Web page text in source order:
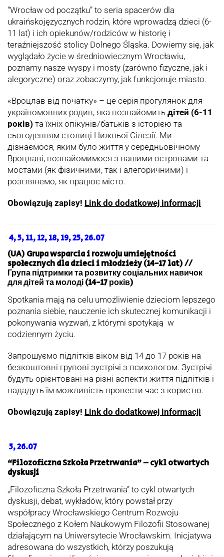
“Wrocław od początku” to seria spacerów dla
ukraińskojęzycznych rodzin, które wprowadzą dzieci (6-
11 lat) i ich opiekunów/rodziców w historię i
teraźniejszość stolicy Dolnego Śląska. Dowiemy się, jak
wyglądało życie w średniowiecznym Wrocławiu,
poznamy nasze wyspy i mosty (zarówno fizyczne, jak i
alegoryczne) oraz zobaczymy, jak funkcjonuje miasto.
«Вроцлав від початку» – це серія прогулянок для
україномовних родин, яка познайомить дітей (6-11
років) та їхніх опікунів/батьків з історією та
сьогоденням столиці Нижньої Сілезії. Ми
дізнаємося, яким було життя у середньовічному
Вроцлаві, познайомимося з нашими островами та
мостами (як фізичними, так і алегоричними) і
розглянемо, як працює місто.
Obowiązują zapisy! Link do dodatkowej informacji
4, 5, 11, 12, 18, 19, 25, 26.07
(UA) Grupa wsparcia i rozwoju umiejętności
społecznych dla dzieci i młodzieży (14-17 lat) //
Група підтримки та розвитку соціальних навичок
для дітей та молоді (14-17 років)
Spotkania mają na celu umożliwienie dzieciom lepszego
poznania siebie, nauczenie ich skutecznej komunikacji i
pokonywania wyzwań, z którymi spotykają w
codziennym życiu.
Запрошуємо підлітків віком від 14 до 17 років на
безкоштовні групові зустрічі з психологом. Зустрічі
будуть орієнтовані на різні аспекти життя підлітків і
нададуть їм можливість провести час з користю.
Obowiązują zapisy! Link do dodatkowej informacji
5, 26.07
“Filozoficzna Szkoła Przetrwania” – cykl otwartych
dyskusji
„Filozoficzna Szkoła Przetrwania” to cykl otwartych
dyskusji, debat, wykładów, który powstał przy
współpracy Wrocławskiego Centrum Rozwoju
Społecznego z Kołem Naukowym Filozofii Stosowanej
działającym na Uniwersytecie Wrocławskim. Inicjatywa
adresowana do wszystkich, którzy poszukują